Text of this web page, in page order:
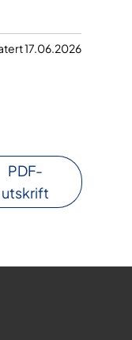
17.06.2026
PDF-
utskrift